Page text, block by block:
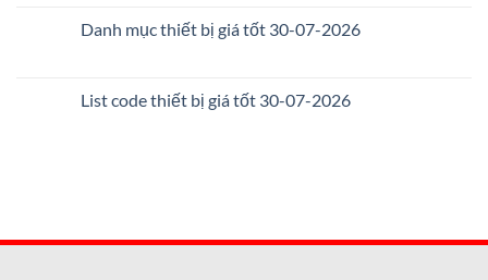
Danh mục thiết bị giá tốt 30-07-2026
List code thiết bị giá tốt 30-07-2026